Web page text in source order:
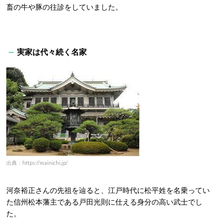
畜の牛や豚の往診をしていました。
実家は代々続く名家
出典：https://mainichi.jp/
河奈裕正さんの先祖を辿ると、江戸時代に松平姓を名乗ってい
た信州松本藩主である戸田光則に仕える身分の高い武士でし
た。